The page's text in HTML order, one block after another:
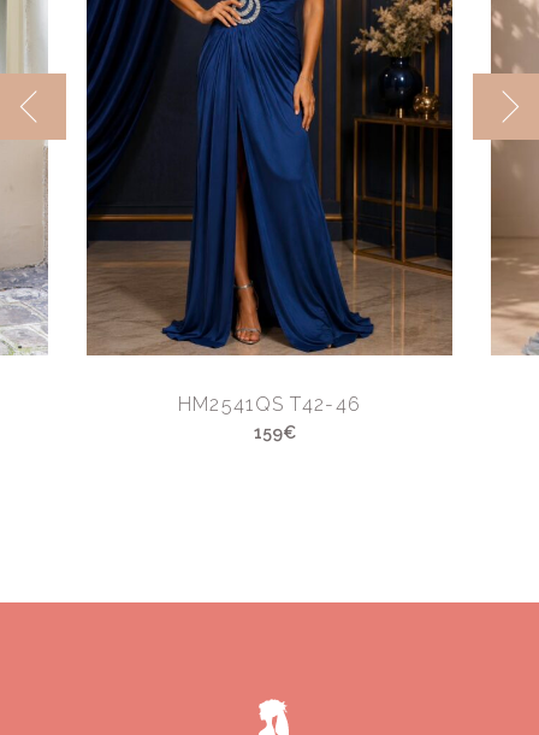
HM2541QS T42-46
159€